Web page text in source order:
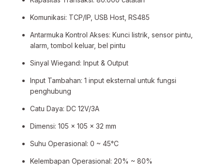
Komunikasi: TCP/IP, USB Host, RS485
Antarmuka Kontrol Akses: Kunci listrik, sensor pintu,
alarm, tombol keluar, bel pintu
Sinyal Wiegand: Input & Output
Input Tambahan: 1 input eksternal untuk fungsi
penghubung
Catu Daya: DC 12V/3A
Dimensi: 105 × 105 × 32 mm
Suhu Operasional: 0 ~ 45°C
Kelembapan Operasional: 20% ~ 80%